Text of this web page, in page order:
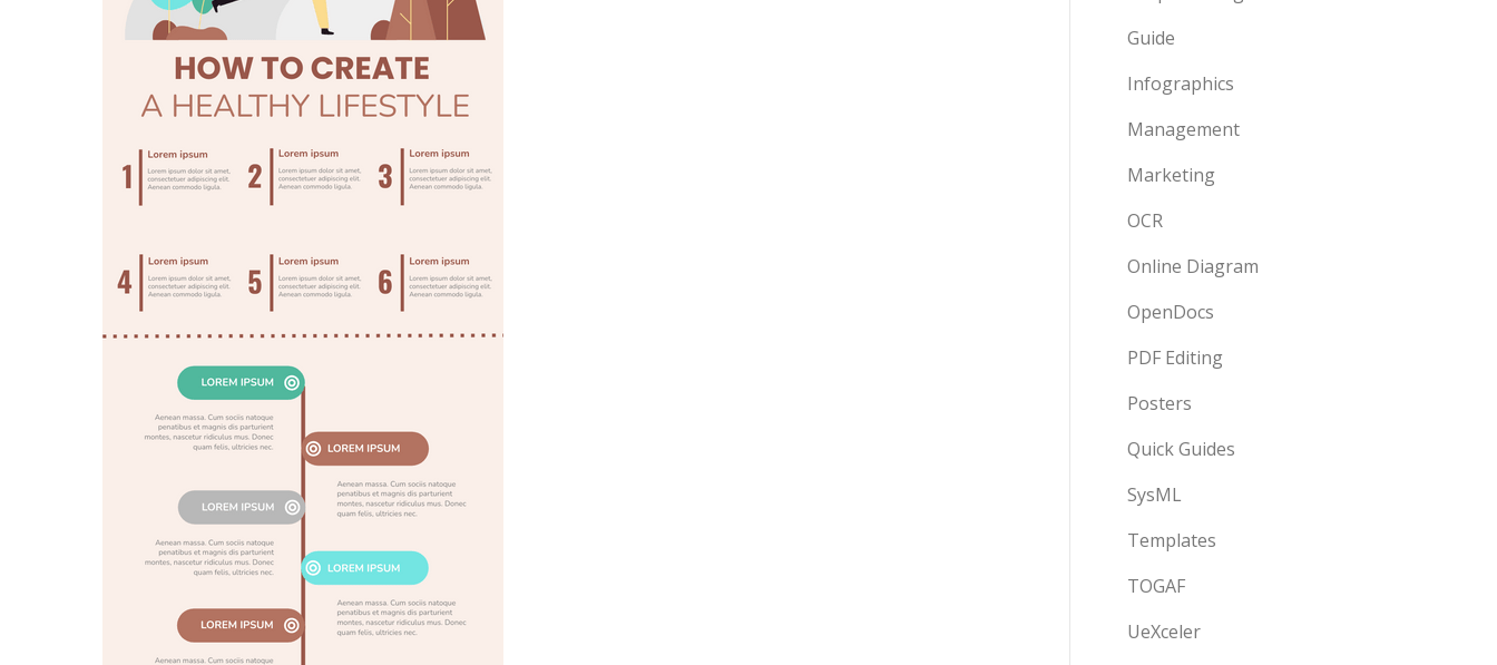
Guide
Infographics
Management
Marketing
OCR
Online Diagram
OpenDocs
PDF Editing
Posters
Quick Guides
SysML
Templates
TOGAF
UeXceler